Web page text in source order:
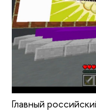
Главный